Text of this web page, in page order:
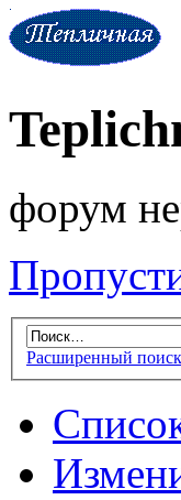
форум
Расширенный поиск